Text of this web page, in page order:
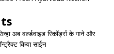
अब वर्ल्डवाइड रिकॉर्ड्स के गाने और
किया साईन